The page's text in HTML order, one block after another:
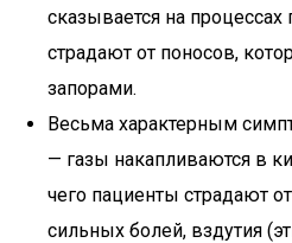
сказывается на
страдают от поносов,
запорами.
Весьма характерным
— газы накапливаются в
чего пациенты страдают
сильных болей, вздутия